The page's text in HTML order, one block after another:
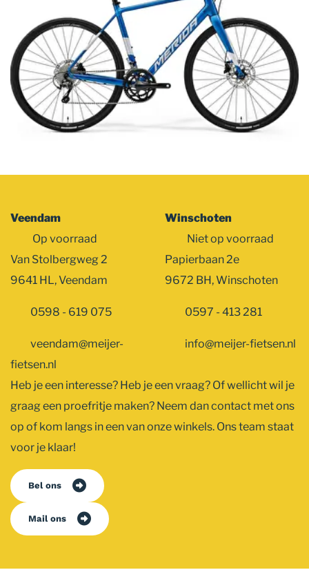
Veendam
Op voorraad
Van Stolbergweg 2
9641 HL, Veendam
0598 - 619 075
veendam@meijer-
fietsen.nl
Winschoten
Niet op voorraad
Papierbaan 2e
9672 BH, Winschoten
0597 - 413 281
info@meijer-fietsen.nl
Heb je een interesse? Heb je een vraag? Of wellicht wil je
graag een proefritje maken? Neem dan contact met ons
op of kom langs in een van onze winkels. Ons team staat
voor je klaar!
Bel ons
Mail ons